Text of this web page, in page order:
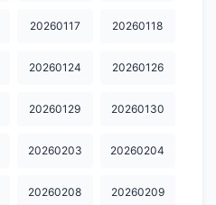
20260117 20260118
20260124 20260126
20260129 20260130
20260203 20260204
20260208 20260209